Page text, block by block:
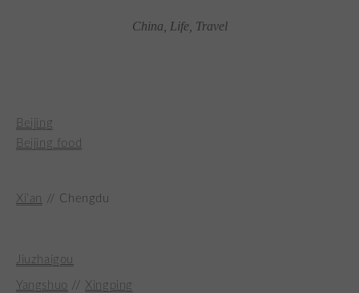
China Life, Travel
Beijing
Beijing food
Xi’an // Chengdu
Jiuzhaigou
Yangshuo // Xingping